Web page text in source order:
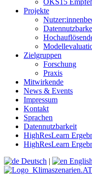
ÖKS15
Projekte
Zielgruppen
Forschung
Praxis
Mitwirkende
News & Events
Impressum
Kontakt
Sprachen
Datennutzbarkeit
HighResLearn
HighResLearn
Deutsch | English